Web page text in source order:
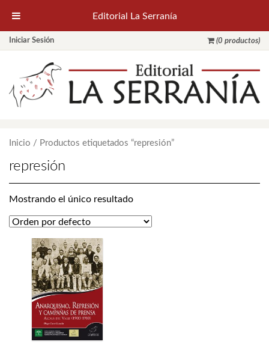
Iniciar Sesión (0 productos)
Inicio / Productos etiquetados “represión”
represión
Mostrando el único resultado
Editorial La Serranía